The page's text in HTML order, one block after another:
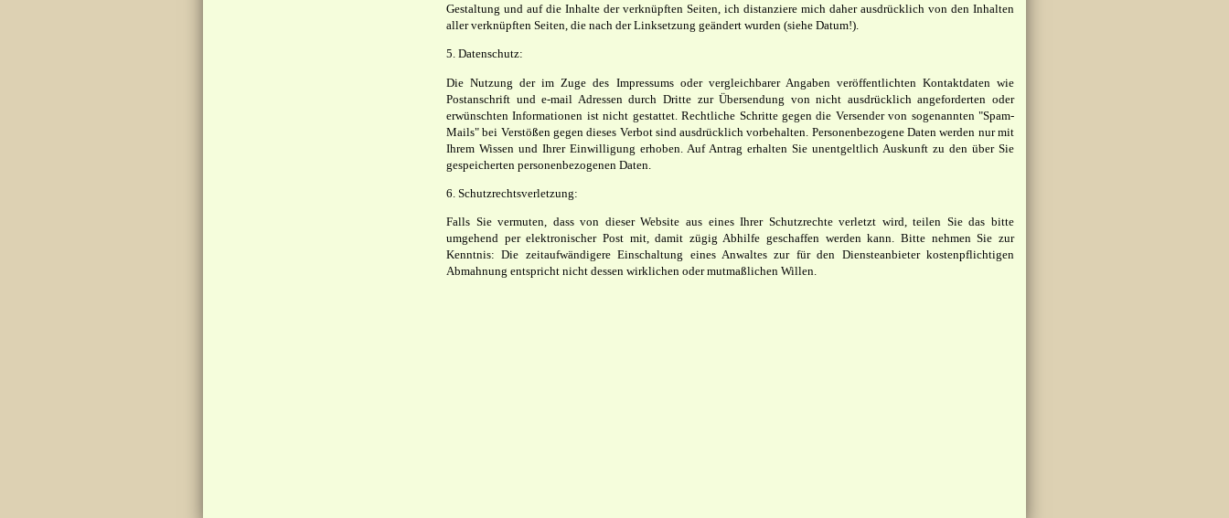
Gestaltung und auf die Inhalte der verknüpften Seiten, ich distanziere mich daher ausdrücklich von den Inhalten
aller verknüpften Seiten, die nach der Linksetzung geändert wurden (siehe Datum!).
5. Datenschutz:
Die Nutzung der im Zuge des Impressums oder vergleichbarer Angaben veröffentlichten Kontaktdaten wie
Postanschrift und e-mail Adressen durch Dritte zur Übersendung von nicht ausdrücklich angeforderten oder
erwünschten Informationen ist nicht gestattet. Rechtliche Schritte gegen die Versender von sogenannten "Spam-
Mails" bei Verstößen gegen dieses Verbot sind ausdrücklich vorbehalten. Personenbezogene Daten werden nur mit
Ihrem Wissen und Ihrer Einwilligung erhoben. Auf Antrag erhalten Sie unentgeltlich Auskunft zu den über Sie
gespeicherten personenbezogenen Daten.
6. Schutzrechtsverletzung:
Falls Sie vermuten, dass von dieser Website aus eines Ihrer Schutzrechte verletzt wird, teilen Sie das bitte
umgehend per elektronischer Post mit, damit zügig Abhilfe geschaffen werden kann. Bitte nehmen Sie zur
Kenntnis: Die zeitaufwändigere Einschaltung eines Anwaltes zur für den Diensteanbieter kostenpflichtigen
Abmahnung entspricht nicht dessen wirklichen oder mutmaßlichen Willen.